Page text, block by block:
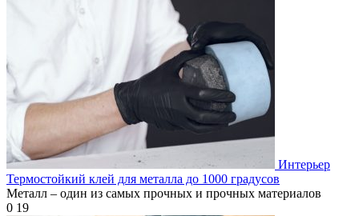
Интерьер
Термостойкий клей для металла до 1000 градусов
Металл – один из самых прочных и прочных материалов
0 19